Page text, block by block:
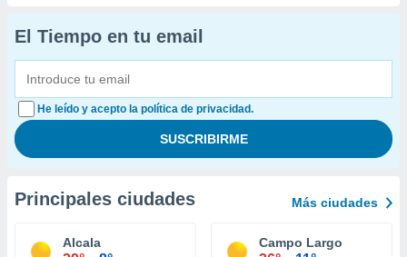
El Tiempo en tu email
He leído y acepto la política de privacidad.
Principales ciudades Más ciudades
Alcala Campo Largo